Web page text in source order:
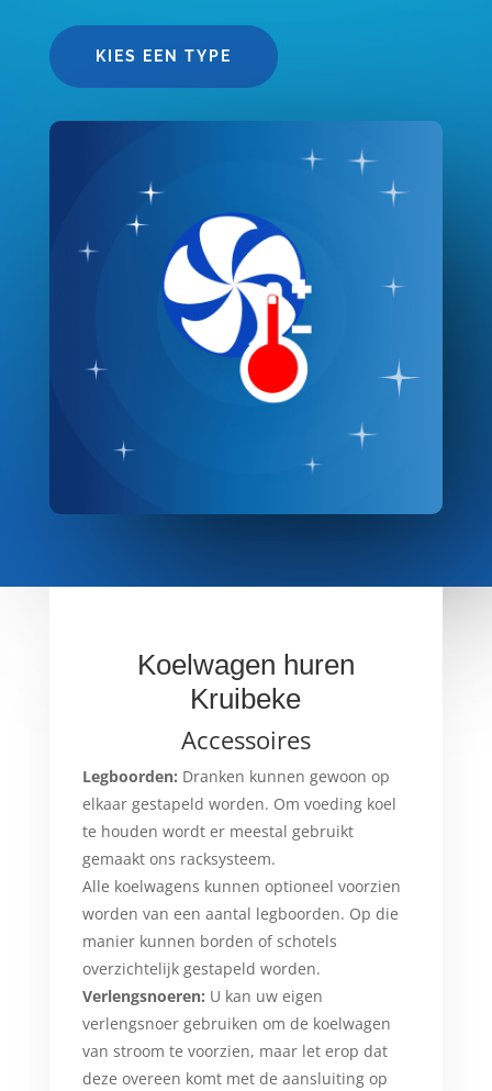
KIES EEN TYPE
Koelwagen huren
Kruibeke
Accessoires
Legboorden: Dranken kunnen gewoon op
elkaar gestapeld worden. Om voeding koel
te houden wordt er meestal gebruikt
gemaakt ons racksysteem.
Alle koelwagens kunnen optioneel voorzien
worden van een aantal legboorden. Op die
manier kunnen borden of schotels
overzichtelijk gestapeld worden.
Verlengsnoeren: U kan uw eigen
verlengsnoer gebruiken om de koelwagen
van stroom te voorzien, maar let erop dat
deze overeen komt met de aansluiting op